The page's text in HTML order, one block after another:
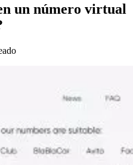
un número virtual